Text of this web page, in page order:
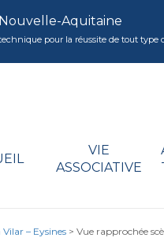
Aquitaine
pour la réussite de tout type
VIE
ASSOCIATIVE
– Eysines > Vue rapprochée